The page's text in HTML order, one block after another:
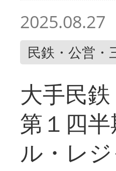
2025.08.27
民鉄・公営・
大手民
第１四
ル・レ